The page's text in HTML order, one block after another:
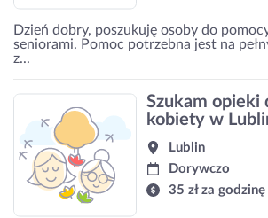
Dzień dobry, poszukuję osoby do
seniorami. Pomoc potrzebna jest na
z...
Szukam opieki
kobiety w
Lublin
Dorywczo
35 zł za godzinę